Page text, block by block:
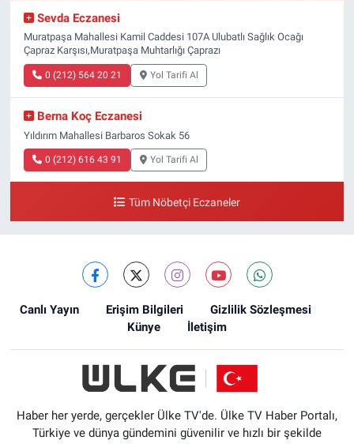
Sevda Eczanesi
Muratpaşa Mahallesi Kamil Caddesi 107A Ulubatlı Sağlık Ocağı
Çapraz Karşısı,Muratpaşa Muhtarlığı Çaprazı
0 (212) 564 20 21 Yol Tarifi Al
Berna Koç Eczanesi
Yıldırım Mahallesi Barbaros Sokak 56
0 (212) 616 43 91 Yol Tarifi Al
Tüm Nöbetçi Eczaneler
Canlı Yayın Erişim Bilgileri
Gizlilik Sözleşmesi
Künye
İletişim
Haber her yerde, gerçekler Ülke TV'de. Ülke TV Haber Portalı,
Türkiye ve dünya gündemini güvenilir ve hızlı bir şekilde